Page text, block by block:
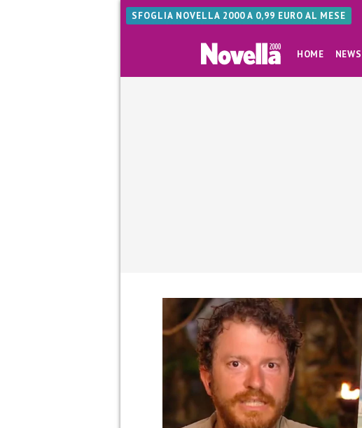
SFOGLIA NOVELLA 2000 A 0,99 EURO AL MESE
HOME NEWS